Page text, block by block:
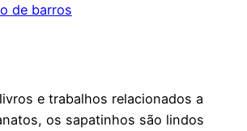
de barros
e trabalhos relacionados a
os sapatinhos são lindos